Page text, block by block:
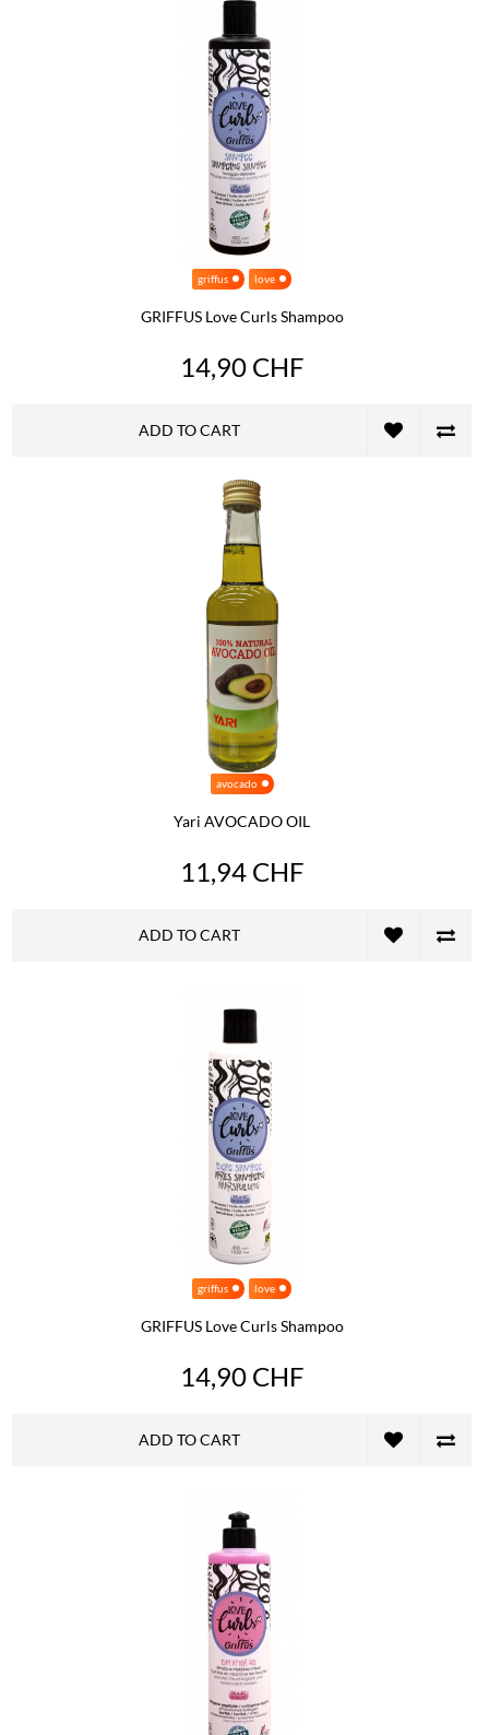
griffus love
GRIFFUS Love Curls Shampoo
14,90 CHF
ADD TO CART
avocado
Yari AVOCADO OIL
11,94 CHF
ADD TO CART
griffus love
GRIFFUS Love Curls Shampoo
14,90 CHF
ADD TO CART